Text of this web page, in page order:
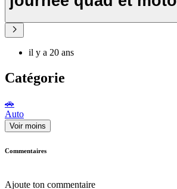
il y a 20 ans
Catégorie
🚗
Auto
Voir moins
Commentaires
Ajoute ton commentaire